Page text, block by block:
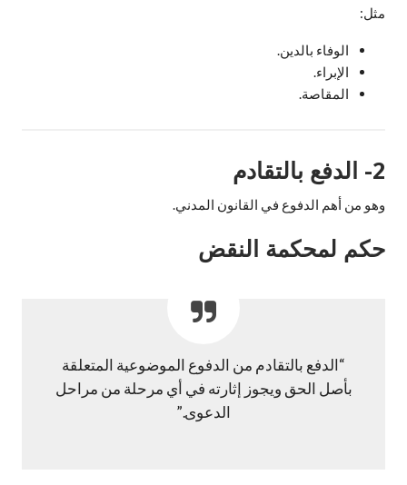
مثل:
الوفاء بالدين.
الإبراء.
المقاصة.
2- الدفع بالتقادم
وهو من أهم الدفوع في القانون المدني.
حكم لمحكمة النقض
“الدفع بالتقادم من الدفوع الموضوعية المتعلقة
بأصل الحق ويجوز إثارته في أي مرحلة من مراحل
الدعوى.”